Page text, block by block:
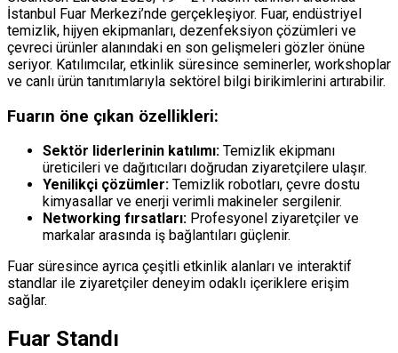
İstanbul Fuar Merkezi’nde gerçekleşiyor. Fuar, endüstriyel
temizlik, hijyen ekipmanları, dezenfeksiyon çözümleri ve
çevreci ürünler alanındaki en son gelişmeleri gözler önüne
seriyor. Katılımcılar, etkinlik süresince seminerler, workshoplar
ve canlı ürün tanıtımlarıyla sektörel bilgi birikimlerini artırabilir.
Fuarın öne çıkan özellikleri:
Sektör liderlerinin katılımı: Temizlik ekipmanı
üreticileri ve dağıtıcıları doğrudan ziyaretçilere ulaşır.
Yenilikçi çözümler: Temizlik robotları, çevre dostu
kimyasallar ve enerji verimli makineler sergilenir.
Networking fırsatları: Profesyonel ziyaretçiler ve
markalar arasında iş bağlantıları güçlenir.
Fuar süresince ayrıca çeşitli etkinlik alanları ve interaktif
standlar ile ziyaretçiler deneyim odaklı içeriklere erişim
sağlar.
Fuar Standı